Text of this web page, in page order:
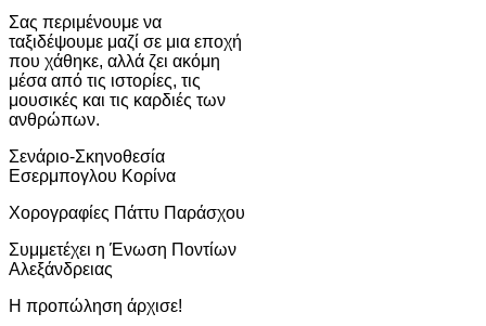
Σας περιμένουμε να
ταξιδέψουμε μαζί σε μια εποχή
που χάθηκε, αλλά ζει ακόμη
μέσα από τις ιστορίες, τις
μουσικές και τις καρδιές των
ανθρώπων.
Σενάριο-Σκηνοθεσία
Εσερμπογλου Κορίνα
Χορογραφίες Πάττυ Παράσχου
Συμμετέχει η Ένωση Ποντίων
Αλεξάνδρειας
Η προπώληση άρχισε!